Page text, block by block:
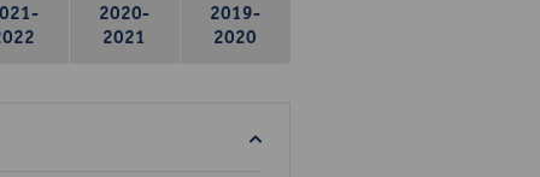
2020-
2021
2019-
2020